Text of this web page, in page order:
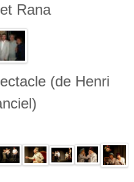
Rana
(de Henri